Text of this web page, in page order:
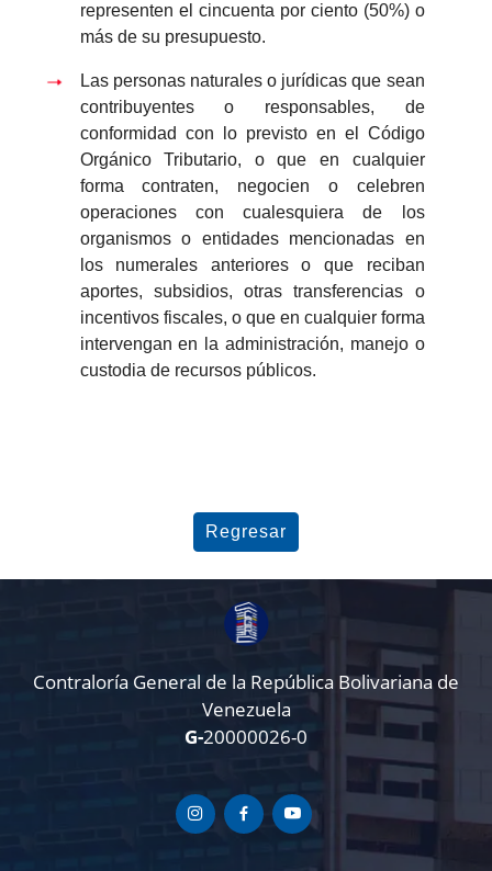
representen el cincuenta por ciento (50%) o
más de su presupuesto.
Las personas naturales o jurídicas que sean
contribuyentes o responsables, de
conformidad con lo previsto en el Código
Orgánico Tributario, o que en cualquier
forma contraten, negocien o celebren
operaciones con cualesquiera de los
organismos o entidades mencionadas en
los numerales anteriores o que reciban
aportes, subsidios, otras transferencias o
incentivos fiscales, o que en cualquier forma
intervengan en la administración, manejo o
custodia de recursos públicos.
Regresar
Contraloría General de la República Bolivariana de
Venezuela
G-20000026-0